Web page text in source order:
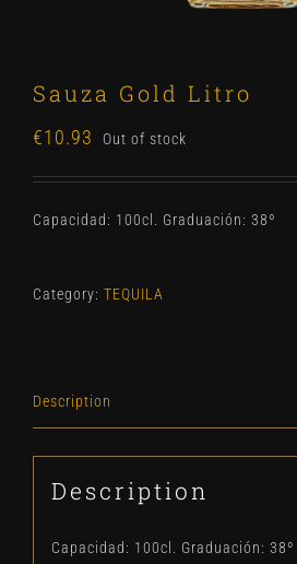
Sauza Gold Litro
€10.93 Out of stock
Capacidad: 100cl. Graduación: 38º
Category: TEQUILA
Description
Description
Capacidad: 100cl. Graduación: 38º